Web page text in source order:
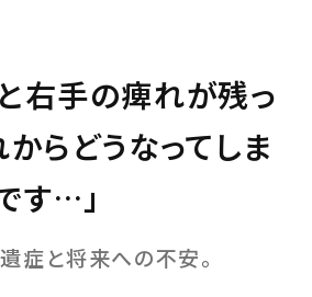
右手の痺れが残っ
らどうなってしま
す…」
症と将来への不安。